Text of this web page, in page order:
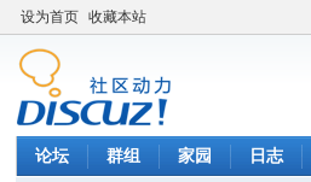
设为首页 收藏本站
论坛 群组 家园 日志